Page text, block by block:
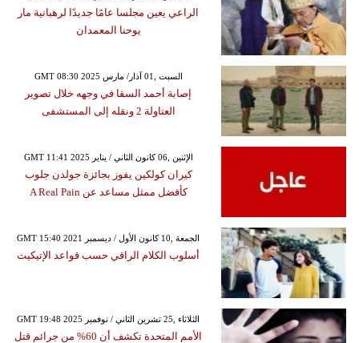
الراعي يعين مجلسا عامًا جديدًا لرهبانية مار
يوحنا المعمدان
GMT 08:30 2025 السبت ,01 آذار/ مارس
إصابة أحمد السقا في وجهه خلال تصوير
العتاولة 2 ونقله إلى المستشفى
GMT 11:41 2025 الإثنين ,06 كانون الثاني / يناير
كيران كولكين يفوز بجائزة جولدن جلوب
كأفضل ممثل مساعد عن A Real Pain
GMT 15:40 2021 الجمعة ,10 كانون الأول / ديسمبر
أسلوب الكلام الراقي حسب قواعد الإتيكيت
GMT 19:48 2025 الثلاثاء ,25 تشرين الثاني / نوفمبر
الأمم المتحدة تكشف أن 60% من جرائم قتل